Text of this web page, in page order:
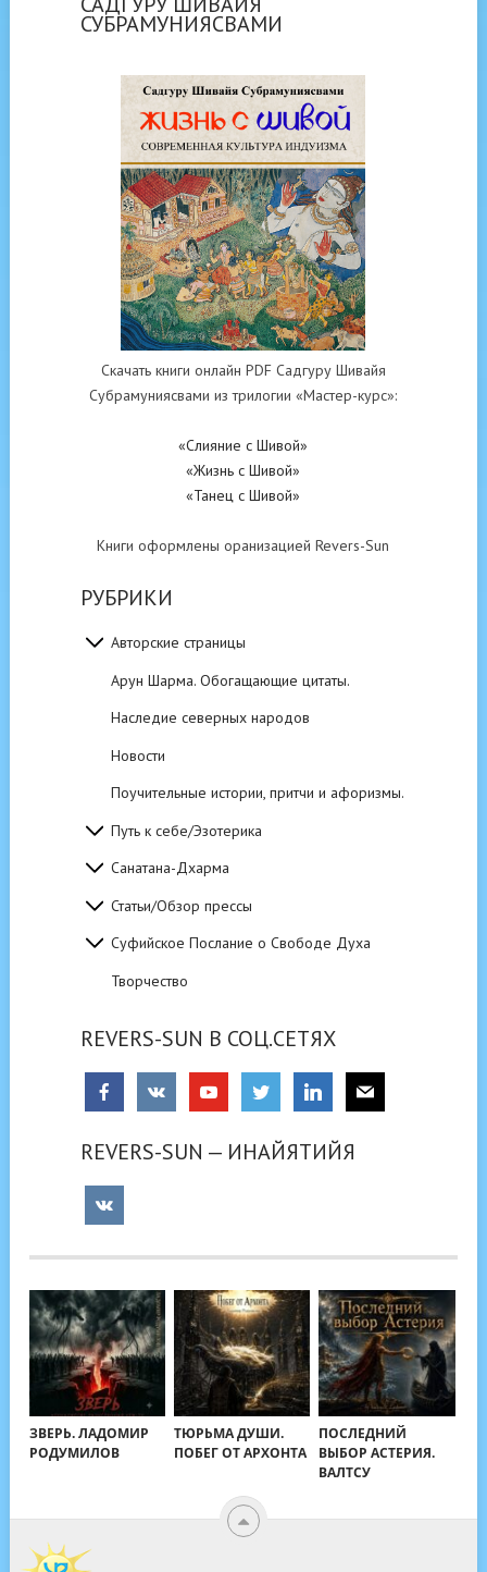
СУБРАМУНИЯСВАМИ
Скачать книги онлайн PDF Садгуру Шивайя
Субрамуниясвами из трилогии «Мастер-курс»:
«Слияние с Шивой»
«Жизнь с Шивой»
«Танец с Шивой»
Книги оформлены оранизацией Revers-Sun
РУБРИКИ
Авторские страницы
Арун Шарма. Обогащающие цитаты.
Наследие северных народов
Новости
Поучительные истории, притчи и афоризмы.
Путь к себе/Эзотерика
Санатана-Дхарма
Статьи/Обзор прессы
Суфийское Послание о Свободе Духа
Творчество
REVERS-SUN В СОЦ.СЕТЯХ
REVERS-SUN — ИНАЙЯТИЙЯ
ЗВЕРЬ. ЛАДОМИР
РОДУМИЛОВ
ТЮРЬМА ДУШИ.
ПОБЕГ ОТ АРХОНТА
ПОСЛЕДНИЙ
ВЫБОР АСТЕРИЯ.
ВАЛТСУ